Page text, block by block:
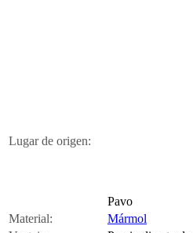
Lugar de origen:
Pavo
Material:
Mármol